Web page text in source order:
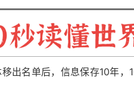
出名单后，信息保存10年